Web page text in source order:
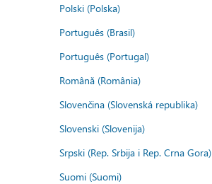
Polski (Polska)
Português (Brasil)
Português (Portugal)
Română (România)
Slovenčina (Slovenská republika)
Slovenski (Slovenija)
Srpski (Rep. Srbija i Rep. Crna Gora)
Suomi (Suomi)